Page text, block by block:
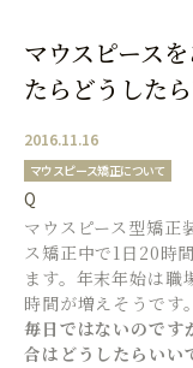
マウスピース
たらどうした
2016.11.16
マウスピース矯正について
Q
マウスピース型矯正
ス矯正中で1日20時
ます。年末年始は職
時間が増えそうです。
毎日ではないのです
合はどうしたらいい